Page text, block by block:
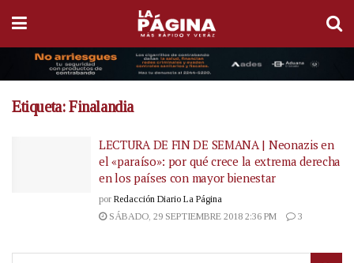
Etiqueta:Finalandia
LECTURA DE FIN DE SEMANA | Neonazis en
el «paraíso»: por qué crece la extrema derecha
en los países con mayor bienestar
por Redacción Diario La Página
SÁBADO, 29 SEPTIEMBRE 2018 2:36 PM
3